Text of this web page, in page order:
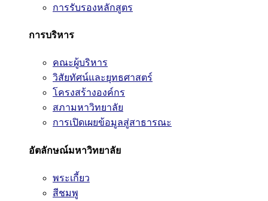
การรับรองหลักสูตร
การบริหาร
คณะผู้บริหาร
วิสัยทัศน์และยุทธศาสตร์
โครงสร้างองค์กร
สภามหาวิทยาลัย
การเปิดเผยข้อมูลสู่สาธารณะ
อัตลักษณ์มหาวิทยาลัย
พระเกี้ยว
สีชมพู